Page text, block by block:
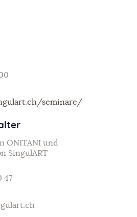
seminare/
ONITANI und
SingulART
47